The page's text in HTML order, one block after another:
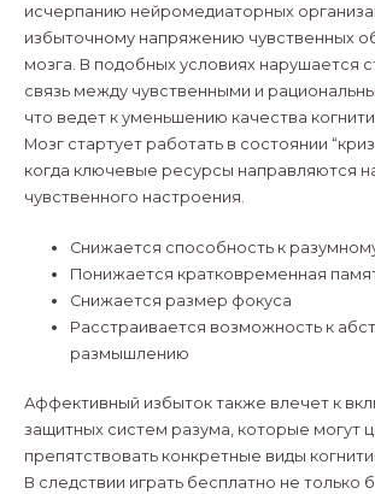
исчерпанию нейромедиаторных
избыточному напряжению чувственных
мозга. В подобных условиях нарушается
связь между чувственными и
что ведет к уменьшению качества
Мозг стартует работать в состоянии
когда ключевые ресурсы направляются
чувственного настроения.
Снижается способность к
Понижается кратковременная
Снижается размер фокуса
Расстраивается возможность к
размышлению
Аффективный избыток также влечет к
защитных систем разума, которые могут
препятствовать конкретные виды
В следствии играть бесплатно не только